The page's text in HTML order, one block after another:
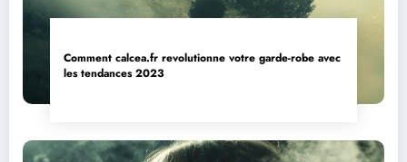
Comment calcea.fr revolutionne votre garde-robe avec
les tendances 2023